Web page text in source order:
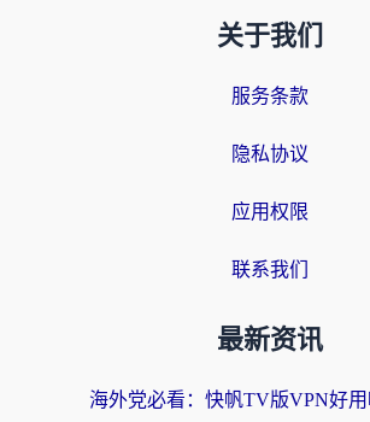
关于我们
服务条款
隐私协议
应用权限
联系我们
最新资讯